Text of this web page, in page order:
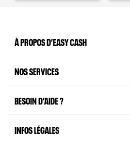
À PROPOS D’EASY CASH
NOS SERVICES
BESOIN D'AIDE ?
INFOS LÉGALES